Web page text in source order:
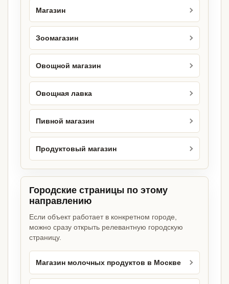
Магазин
Зоомагазин
Овощной магазин
Овощная лавка
Пивной магазин
Продуктовый магазин
Городские страницы по этому
направлению
Если объект работает в конкретном городе,
можно сразу открыть релевантную городскую
страницу.
Магазин молочных продуктов в Москве